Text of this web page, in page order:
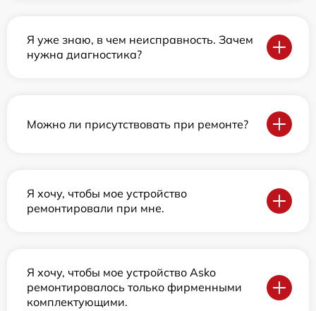
Я уже знаю, в чем неисправность. Зачем
нужна диагностика?
Можно ли присутствовать при ремонте?
Я хочу, чтобы мое устройство
ремонтировали при мне.
Я хочу, чтобы мое устройство Asko
ремонтировалось только фирменными
комплектующими.